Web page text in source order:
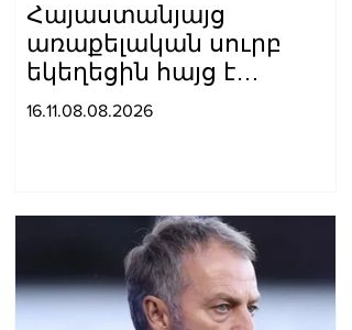
Հայաստանյայց
առաքելական սուրբ
եկեղեցին հայց է
ներկայացրել՝ ընդդեմ
16.11.08.08.2026